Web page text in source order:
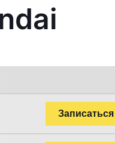
Записаться